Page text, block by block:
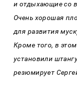
и отдыхающие со
Очень хорошая
для развития
Кроме того, в
установили
резюмирует